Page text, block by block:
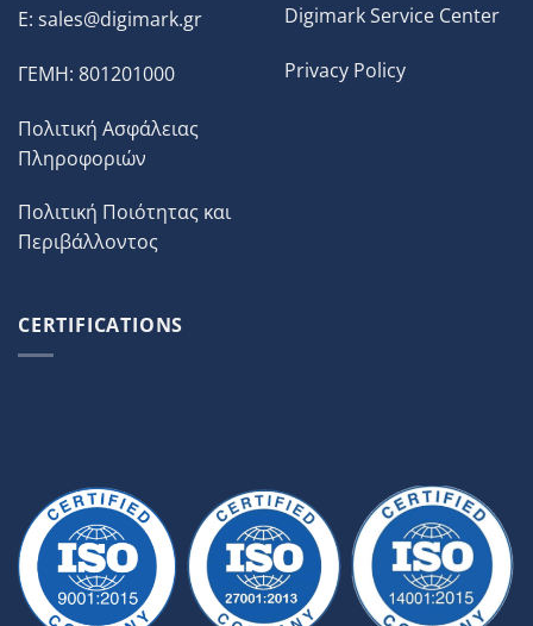
E: sales@digimark.gr
ΓΕΜΗ: 801201000
Πολιτική Ασφάλειας
Πληροφοριών
Πολιτική Ποιότητας και
Περιβάλλοντος
Digimark Service Center
Privacy Policy
CERTIFICATIONS